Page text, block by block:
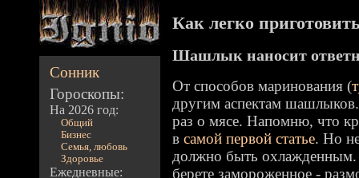
Сонник
Гороскопы:
На 2026 год:
Общий
Бизнес
Семья, любовь
Здоровье
Ежедневные:
Как легко
Шашлык наносит
От способов маринования (
другим аспектам
раз о мясе. Напомню, что
в самой первой статье. Но
должно быть охлажденным.
берете замороженное -